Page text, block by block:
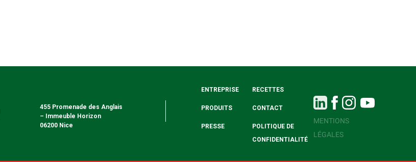
455 Promenade des Anglais
– Immeuble Horizon
06200 Nice
ENTREPRISE RECETTES
PRODUITS CONTACT
PRESSE
POLITIQUE DE
CONFIDENTIALITÉ
MENTIONS
LÉGALES